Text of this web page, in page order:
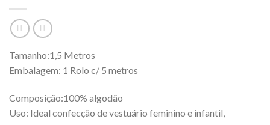
Tamanho:1,5 Metros
Embalagem: 1 Rolo c/ 5 metros
Composição:100% algodão
Uso: Ideal confecção de vestuário feminino e infantil,